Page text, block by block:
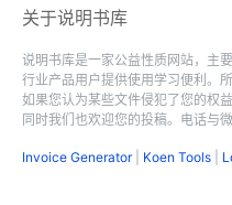
关于说明书库
说明书库是一家公益性质网站，主
行业产品用户提供使用学习便利。
如果您认为某些文件侵犯了您的权
同时我们也欢迎您的投稿。电话与
Invoice Generator| Koen Tools